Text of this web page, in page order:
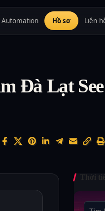
Automation Hồ sơ Liên
Đà Lạt
Thời